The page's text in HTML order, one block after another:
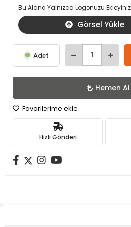
Bu Alana Yalnızca Logonuzu Ekleyiniz
Görsel Yükle
Adet
Hemen Al
Favorilerime ekle
Hızlı Gönderi